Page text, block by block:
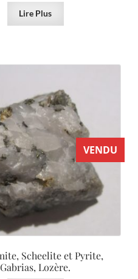
Lire Plus
VENDU
Scheelite et Pyrite,
Gabrias, Lozère.